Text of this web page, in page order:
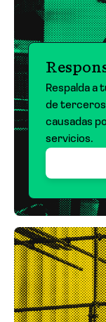
Respalda a
de terceros
causadas
servicios.